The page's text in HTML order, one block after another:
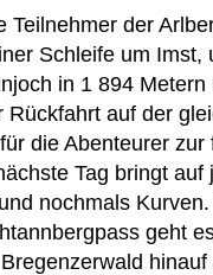
Teilnehmer der
Schleife um Imst,
in 1 894 Metern
Rückfahrt auf der
die Abenteurer zur
Tag bringt auf
nochmals Kurven.
geht
hinauf